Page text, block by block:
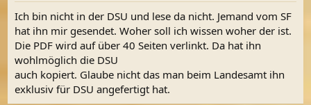
Ich bin nicht in der DSU und lese da nicht. Jemand vom SF
hat ihn mir gesendet. Woher soll ich wissen woher der ist.
Die PDF wird auf über 40 Seiten verlinkt. Da hat ihn
wohlmöglich die DSU
auch kopiert. Glaube nicht das man beim Landesamt ihn
exklusiv für DSU angefertigt hat.